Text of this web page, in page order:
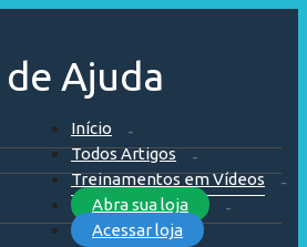
Início
Todos Artigos
Treinamentos em Vídeos
Abra sua loja
Acessar loja